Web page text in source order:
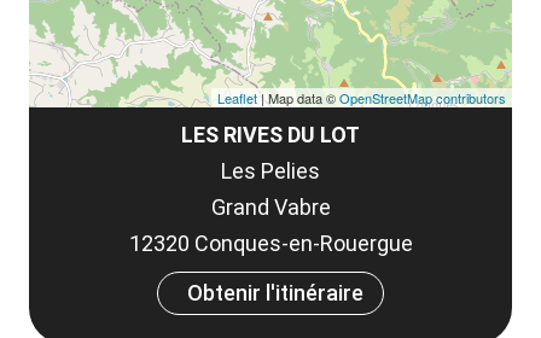
LES RIVES DU LOT
Les Pelies
Grand Vabre
12320 Conques-en-Rouergue
Obtenir l'itinéraire
Leaflet| Map data ©OpenStreetMap contributors